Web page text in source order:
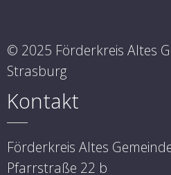
© 2025 Förderkreis Altes
Strasburg
Kontakt
Förderkreis Altes
Pfarrstraße 22 b